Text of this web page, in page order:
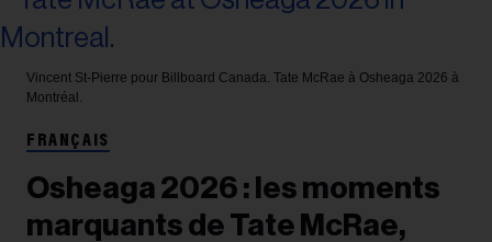
Vincent St-Pierre pour Billboard Canada. Tate McRae à Osheaga 2026 à
Montréal.
FRANÇAIS
Osheaga 2026 : les moments
marquants de Tate McRae,